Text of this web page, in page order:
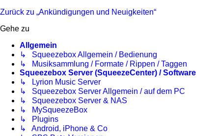
Zurück zu „Ankündigungen und Neuigkeiten“
Gehe zu
Allgemein
↳ Squeezebox Allgemein / Bedienung
↳ Musiksammlung / Formate / Rippen / Taggen
Squeezebox Server (SqueezeCenter) / Software
↳ Lyrion Music Server
↳ Squeezebox Server Allgemein / auf dem PC
↳ Squeezebox Server & NAS
↳ MySqueezeBox
↳ Plugins
↳ Android, iPhone & Co